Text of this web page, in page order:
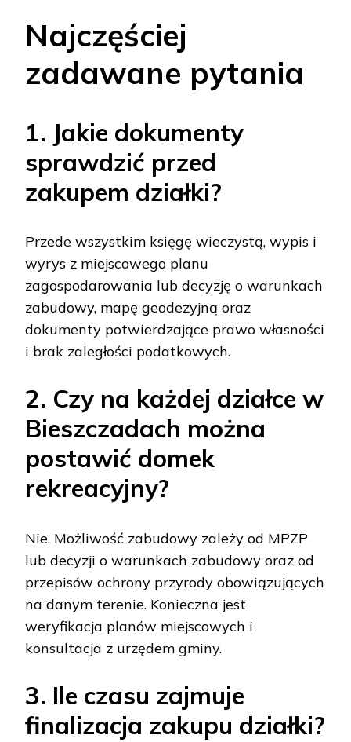
Najczęściej
zadawane pytania
1. Jakie dokumenty
sprawdzić przed
zakupem działki?
Przede wszystkim księgę wieczystą, wypis i
wyrys z miejscowego planu
zagospodarowania lub decyzję o warunkach
zabudowy, mapę geodezyjną oraz
dokumenty potwierdzające prawo własności
i brak zaległości podatkowych.
2. Czy na każdej działce w
Bieszczadach można
postawić domek
rekreacyjny?
Nie. Możliwość zabudowy zależy od MPZP
lub decyzji o warunkach zabudowy oraz od
przepisów ochrony przyrody obowiązujących
na danym terenie. Konieczna jest
weryfikacja planów miejscowych i
konsultacja z urzędem gminy.
3. Ile czasu zajmuje
finalizacja zakupu działki?